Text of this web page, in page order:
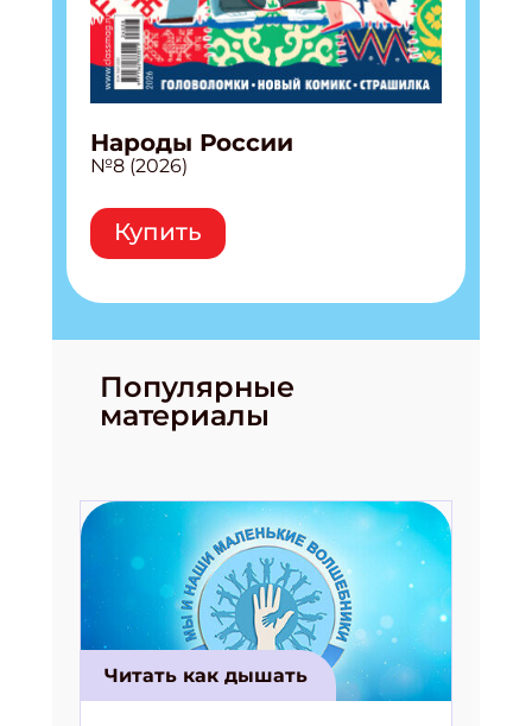
Народы России
№8 (2026)
Купить
Популярные
материалы
Читать как дышать